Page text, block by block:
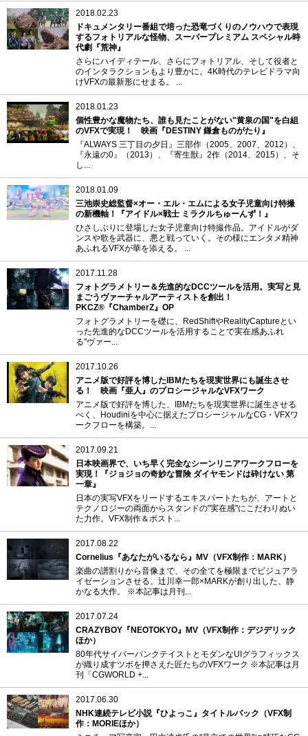
2018.02.23
ドキュメンタリー番組で培った恐竜づくりのノウハウで表現
するフォトリアルな怪物、スーパープレミアム スペシャル時
代劇『荒神』
さらにハイディテール、さらにフォトリアル、そして役者と
のインタラクションもより豊かに。4K時代のテレビドラマ向
けVFXの最新形にせまる。 ...
2018.01.23
個性豊かな魔物たち、誰も見たことがない"黄泉の国"を白組
のVFXで実現！ 映画『DESTINY 鎌倉ものがたり』
『ALWAYS 三丁目の夕日』三部作（2005、2007、2012）、
『永遠の0』（2013）、『寄生獣』2作（2014、2015）、そ
し...
2018.01.09
三池崇史総監督×オー・エル・エムによる女子児童向け特撮
の新機軸！『アイドル×戦士 ミラクルちゅーんず！』
ひさしぶりに登場した女子児童向け特撮作品。アイドルがダ
ンスや歌を武器に、悪と戦っていく。その様にエンタメ精神
あふれるVFXが華を添える。 ...
2017.11.28
フォトグラメトリー＆先進的なDCCツールを活用。実写と見
まごうヴァーチャルアーティストを創出！
PKCZ®『ChamberZ』OP
フォトグラメトリーを礎に、RedShiftやRealityCaptureとい
った先進的なDCCツールを活用することで実在感あふれ
る"ヴァー...
2017.10.26
アニメ版で好評を博したIBMたちを現実世界にも誕生させ
る！ 映画『亜人』のプロシージャルなVFXワーク
アニメ版で好評を博した、IBMたちを現実世界に誕生させる
べく、Houdiniを中心に据えたプロシージャルなCG・VFXワ
ークフローを構築。...
2017.09.21
日本映画界で、いち早く完全なシーンリニアワークフローを
実現！『ジョジョの奇妙な冒険 ダイヤモンドは砕けない 第
一章』
日本の実写VFXをリードするエキスパートたちが、アートと
テクノロジーの両面からスタンドの"実在感"にこだわりぬい
た力作。VFX制作＆ポスト...
2017.08.22
Cornelius『あなたがいるなら』MV（VFX制作：MARK）
楽曲の譜割りから音像まで、その全てを極限までビジュアラ
イゼーションさせる。辻川幸一郎×MARKが創り出した、静
かなる大作。 ※本記事は月刊...
2017.07.24
CRAZYBOY『NEOTOKYO』MV（VFX制作：デジデリック
ほか）
80年代サイバーパンクテイストとモダンなUIグラフィックス
が織り成すツボを押さえた匠たちのVFXワーク ※本記事は月
刊「CGWORLD +...
2017.06.30
NHK連続テレビ小説『ひよっこ』タイトルバック（VFX制
作：MORIEほか）